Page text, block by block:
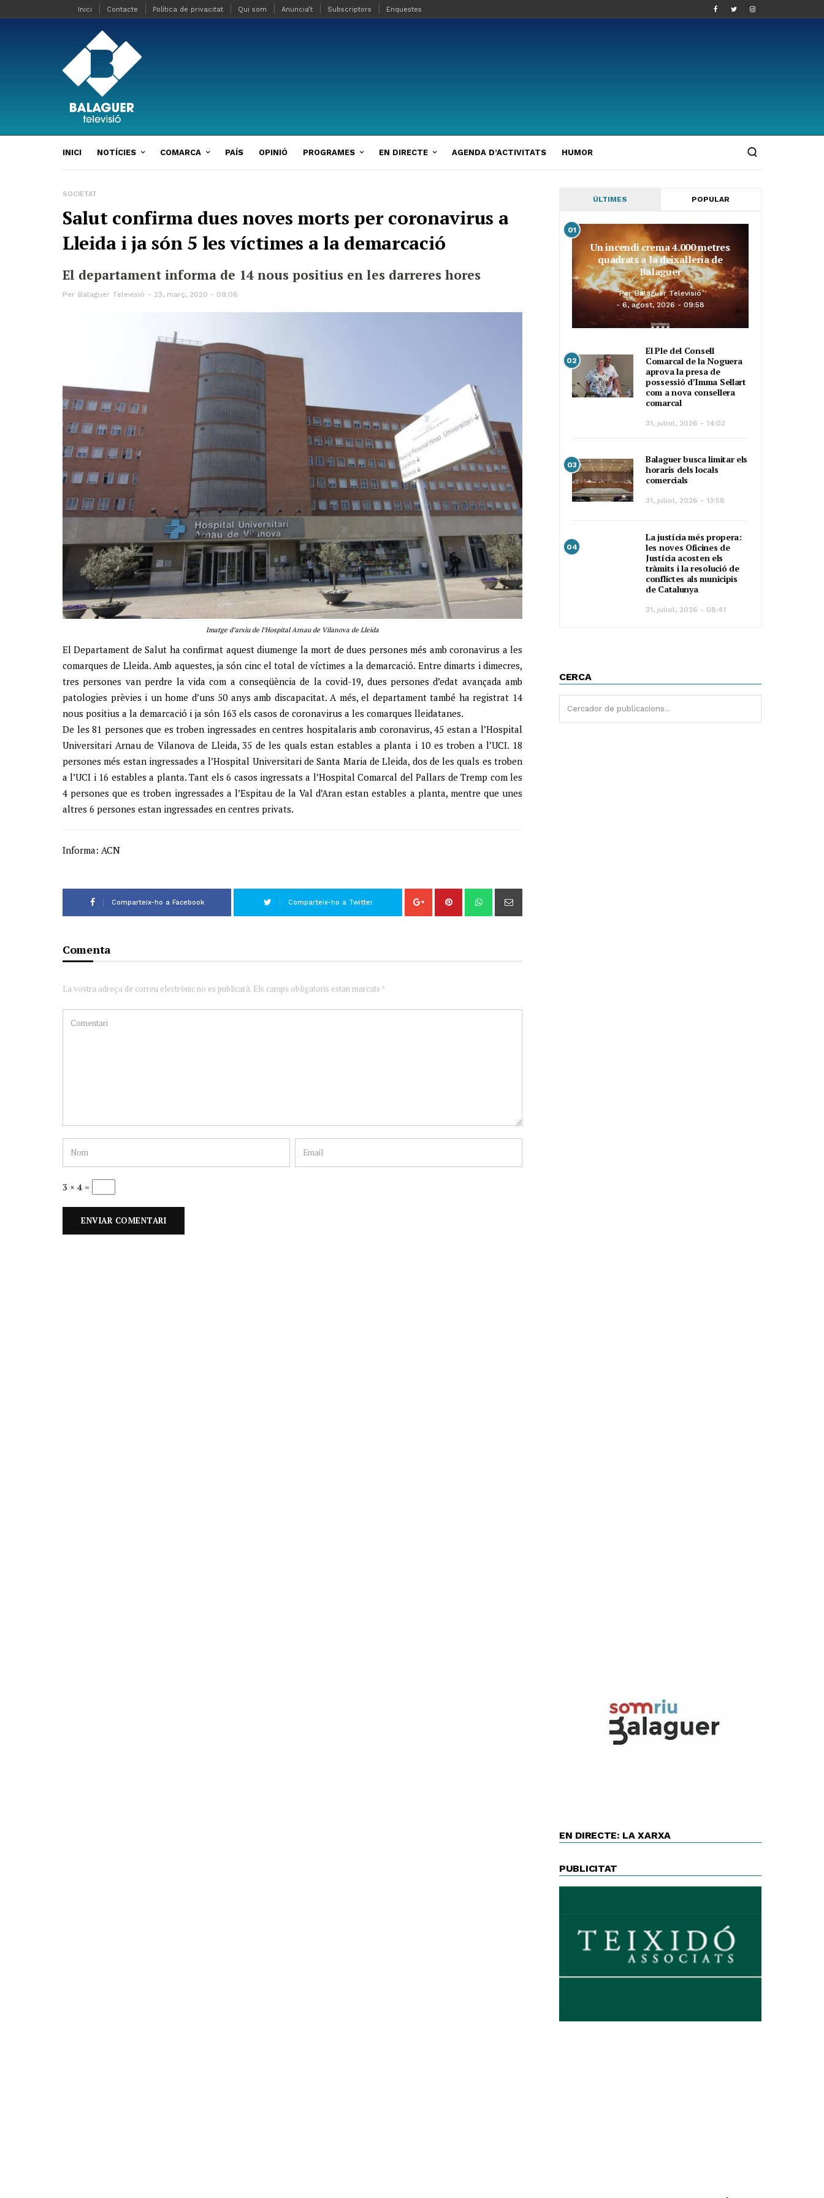
Inici Contacte Política de privacitat Qui som Anuncia’t Subscriptors Enquestes
INICI NOTÍCIES COMARCA PAÍS OPINIÓ PROGRAMES EN DIRECTE AGENDA D’ACTIVITATS HUMOR
SOCIETAT
Salut confirma dues noves morts per coronavirus a
Lleida i ja són 5 les víctimes a la demarcació
El departament informa de 14 nous positius en les darreres hores
Per Balaguer Televisió 23, març, 2020 - 09:06
Imatge d’arxiu de l’Hospital Arnau de Vilanova de Lleida
El Departament de Salut ha confirmat aquest diumenge la mort de dues persones més amb coronavirus a les
comarques de Lleida. Amb aquestes, ja són cinc el total de víctimes a la demarcació. Entre dimarts i dimecres,
tres persones van perdre la vida com a conseqüència de la covid-19, dues persones d’edat avançada amb
patologies prèvies i un home d’uns 50 anys amb discapacitat. A més, el departament també ha registrat 14
nous positius a la demarcació i ja són 163 els casos de coronavirus a les comarques lleidatanes.
De les 81 persones que es troben ingressades en centres hospitalaris amb coronavirus, 45 estan a l’Hospital
Universitari Arnau de Vilanova de Lleida, 35 de les quals estan estables a planta i 10 es troben a l’UCI. 18
persones més estan ingressades a l’Hospital Universitari de Santa Maria de Lleida, dos de les quals es troben
a l’UCI i 16 estables a planta. Tant els 6 casos ingressats a l’Hospital Comarcal del Pallars de Tremp com les
4 persones que es troben ingressades a l’Espitau de la Val d’Aran estan estables a planta, mentre que unes
altres 6 persones estan ingressades en centres privats.
Informa: ACN
Comparteix-ho a Facebook Comparteix-ho a Twitter
Comenta
La vostra adreça de correu electrònic no es publicarà. Els camps obligatoris estan marcats *
3 × 4 =
ÚLTIMES POPULAR
01
Un incendi crema 4.000 metres
quadrats a la deixalleria de
Balaguer
Per Balaguer Televisió
6, agost, 2026 - 09:58
02
El Ple del Consell
Comarcal de la Noguera
aprova la presa de
possessió d’Imma Sellart
com a nova consellera
comarcal
31, juliol, 2026 - 14:03
03
Balaguer busca limitar els
horaris dels locals
comercials
31, juliol, 2026 - 13:58
04
La justícia més propera:
les noves Oficines de
Justícia acosten els
tràmits i la resolució de
conflictes als municipis
de Catalunya
31, juliol, 2026 - 08:41
CERCA
EN DIRECTE: LA XARXA
PUBLICITAT